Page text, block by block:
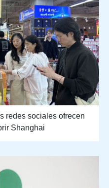
redes sociales ofrecen
Shanghai